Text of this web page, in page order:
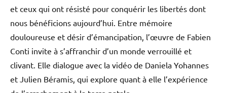
et ceux qui ont résisté pour conquérir les libertés dont
nous bénéficions aujourd’hui. Entre mémoire
douloureuse et désir d’émancipation, l’œuvre de Fabien
Conti invite à s’affranchir d’un monde verrouillé et
clivant. Elle dialogue avec la vidéo de Daniela Yohannes
et Julien Béramis, qui explore quant à elle l’expérience